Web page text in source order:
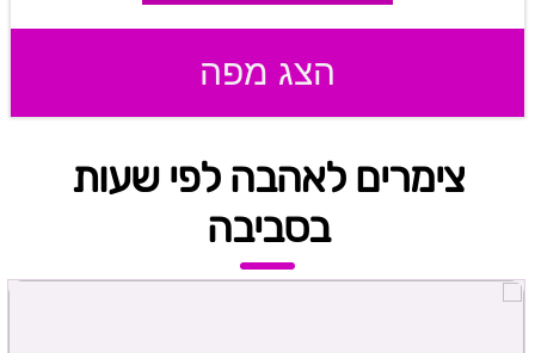
הצג מפה
צימרים לאהבה לפי שעות
בסביבה